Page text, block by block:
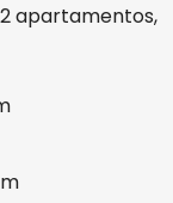
apartamentos,